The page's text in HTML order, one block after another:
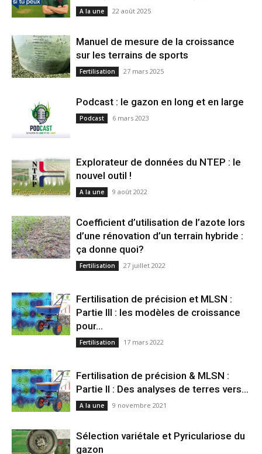
A la une 22 août 2025
Manuel de mesure de la croissance
sur les terrains de sports
Fertilisation 27 mars 2025
Podcast : le gazon en long et en large
Podcast 6 mars 2023
Explorateur de données du NTEP : le
nouvel outil !
A la une 9 août 2022
Coefficient d’utilisation de l’azote lors
d’une rénovation d’un terrain hybride :
ça donne quoi?
Fertilisation 27 juillet 2022
Fertilisation de précision et MLSN :
Partie III : les modèles de croissance
pour...
Fertilisation 17 mars 2022
Fertilisation de précision & MLSN :
Partie II : Des analyses de terres vers...
A la une 9 novembre 2021
Sélection variétale et Pyriculariose du
gazon